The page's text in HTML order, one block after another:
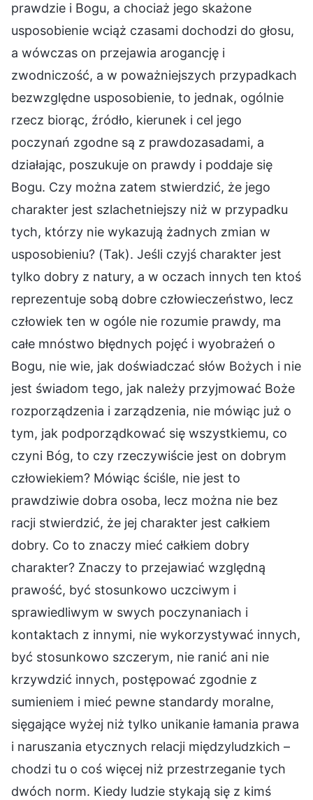
prawdzie i Bogu, a chociaż jego skażone
usposobienie wciąż czasami dochodzi do głosu,
a wówczas on przejawia arogancję i
zwodniczość, a w poważniejszych przypadkach
bezwzględne usposobienie, to jednak, ogólnie
rzecz biorąc, źródło, kierunek i cel jego
poczynań zgodne są z prawdozasadami, a
działając, poszukuje on prawdy i poddaje się
Bogu. Czy można zatem stwierdzić, że jego
charakter jest szlachetniejszy niż w przypadku
tych, którzy nie wykazują żadnych zmian w
usposobieniu? (Tak). Jeśli czyjś charakter jest
tylko dobry z natury, a w oczach innych ten ktoś
reprezentuje sobą dobre człowieczeństwo, lecz
człowiek ten w ogóle nie rozumie prawdy, ma
całe mnóstwo błędnych pojęć i wyobrażeń o
Bogu, nie wie, jak doświadczać słów Bożych i nie
jest świadom tego, jak należy przyjmować Boże
rozporządzenia i zarządzenia, nie mówiąc już o
tym, jak podporządkować się wszystkiemu, co
czyni Bóg, to czy rzeczywiście jest on dobrym
człowiekiem? Mówiąc ściśle, nie jest to
prawdziwie dobra osoba, lecz można nie bez
racji stwierdzić, że jej charakter jest całkiem
dobry. Co to znaczy mieć całkiem dobry
charakter? Znaczy to przejawiać względną
prawość, być stosunkowo uczciwym i
sprawiedliwym w swych poczynaniach i
kontaktach z innymi, nie wykorzystywać innych,
być stosunkowo szczerym, nie ranić ani nie
krzywdzić innych, postępować zgodnie z
sumieniem i mieć pewne standardy moralne,
sięgające wyżej niż tylko unikanie łamania prawa
i naruszania etycznych relacji międzyludzkich –
chodzi tu o coś więcej niż przestrzeganie tych
dwóch norm. Kiedy ludzie stykają się z kimś